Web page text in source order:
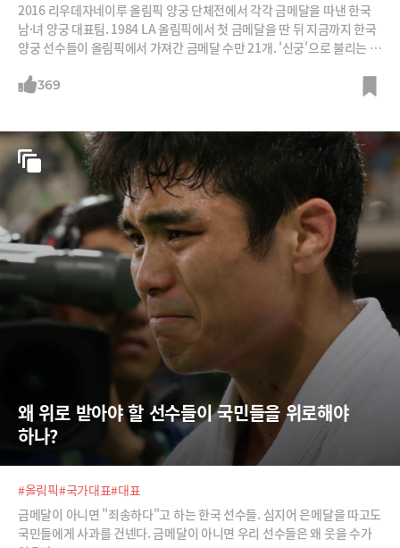
2016 리우데자네이루 올림픽 양궁 단체전에서 각각 금메달을 따낸 한국
남·녀 양궁 대표팀. 1984 LA 올림픽에서 첫 금메달을 딴 뒤 지금까지 한국
양궁 선수들이 올림픽에서 가져간 금메달 수만 21개. '신궁'으로 불리는 한
369
왜 위로 받아야 할 선수들이 국민들을 위로해야
하나?
#올림픽#국가대표#대표
금메달이 아니면 "죄송하다"고 하는 한국 선수들. 심지어 은메달을 따고도
국민들에게 사과를 건넨다. 금메달이 아니면 우리 선수들은 왜 웃을 수가